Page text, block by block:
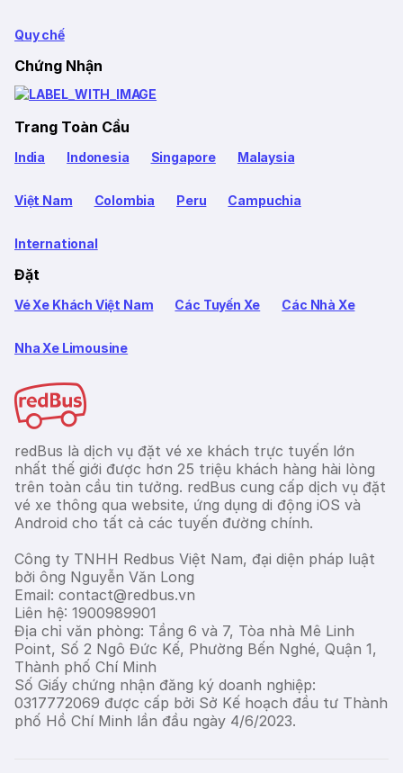
Quy chế
Chứng Nhận
Trang Toàn Cầu
India Indonesia Singapore Malaysia
Việt Nam Colombia Peru Campuchia
International
Đặt
Vé Xe Khách Việt Nam Các Tuyến Xe Các Nhà Xe
Nha Xe Limousine
redBus là dịch vụ đặt vé xe khách trực tuyến lớn
nhất thế giới được hơn 25 triệu khách hàng hài lòng
trên toàn cầu tin tưởng. redBus cung cấp dịch vụ đặt
vé xe thông qua website, ứng dụng di động iOS và
Android cho tất cả các tuyến đường chính.
Công ty TNHH Redbus Việt Nam, đại diện pháp luật
bởi ông Nguyễn Văn Long
Email: contact@redbus.vn
Liên hệ: 1900989901
Địa chỉ văn phòng: Tầng 6 và 7, Tòa nhà Mê Linh
Point, Số 2 Ngô Đức Kế, Phường Bến Nghé, Quận 1,
Thành phố Chí Minh
Số Giấy chứng nhận đăng ký doanh nghiệp:
0317772069 được cấp bởi Sở Kế hoạch đầu tư Thành
phố Hồ Chí Minh lần đầu ngày 4/6/2023.